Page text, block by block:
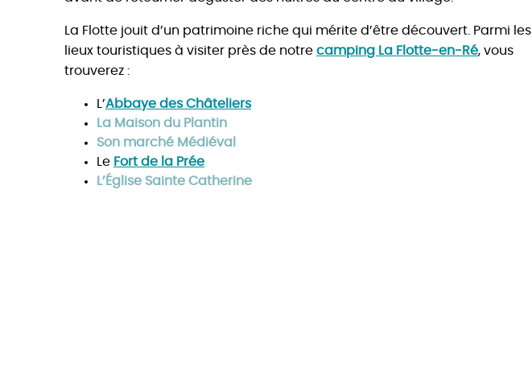
La Flotte jouit d’un patrimoine riche qui mérite d’être découvert. Parmi les
lieux touristiques à visiter près de notre camping La Flotte-en-Ré, vous
trouverez :
L’Abbaye des Châteliers
La Maison du Plantin
Son marché Médiéval
Le Fort de la Prée
L’Église Sainte Catherine